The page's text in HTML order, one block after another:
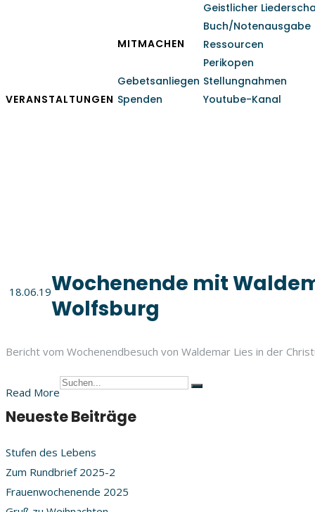
VERANSTALTUNGEN
MITMACHEN
Gebetsanliegen
Spenden
Geistlicher
Buch/Notenausgabe
Ressourcen
Perikopen
Stellungnahmen
Youtube-Kanal
18.06.19Wochenende mit
Wolfsburg
Bericht vom Wochenendbesuch von Waldemar Lies in der
Read More
Neueste Beiträge
Stufen des Lebens
Zum Rundbrief 2025-2
Frauenwochenende 2025